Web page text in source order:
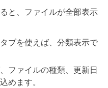
と、ファイルが全部表示
ブを使えば、分類表示で
ファイルの種類、更新日
めます。